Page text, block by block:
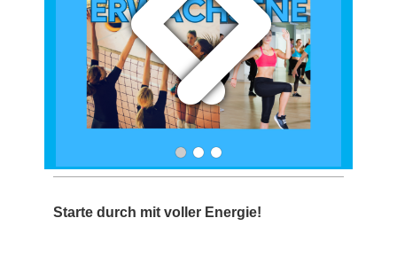
Starte durch mit voller Energie!